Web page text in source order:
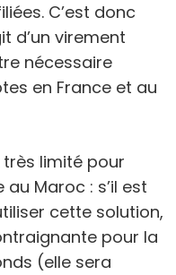
C’est donc
d’un virement
nécessaire
en France et au
très limité pour
Maroc : s’il est
cette solution,
pour la
(elle sera